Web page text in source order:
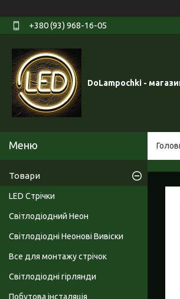
+380 (93) 968-16-05
DoLampochki -
Товари
LED Стрічки
Світлодіодний Неон
Світлодіодні Неонові Вивіски
Все для монтажу стрічок
Світлодіодні гірлянди
Побутова інсталяція